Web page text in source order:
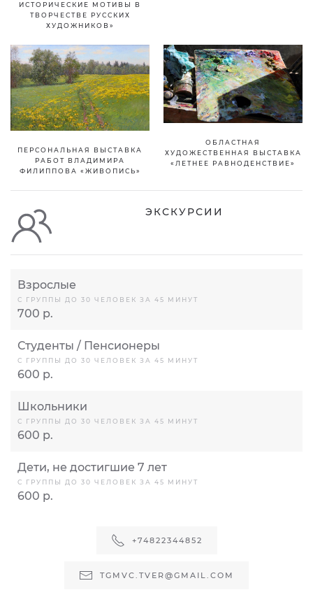
ИСТОРИЧЕСКИЕ МОТИВЫ В
ТВОРЧЕСТВЕ РУССКИХ
ХУДОЖНИКОВ»
ПЕРСОНАЛЬНАЯ ВЫСТАВКА
РАБОТ ВЛАДИМИРА
ФИЛИППОВА «ЖИВОПИСЬ»
ОБЛАСТНАЯ
ХУДОЖЕСТВЕННАЯ ВЫСТАВКА
«ЛЕТНЕЕ РАВНОДЕНСТВИЕ»
ЭКСКУРСИИ
Взрослые
С ГРУППЫ ДО 30 ЧЕЛОВЕК ЗА 45 МИНУТ
700 р.
Студенты / Пенсионеры
С ГРУППЫ ДО 30 ЧЕЛОВЕК ЗА 45 МИНУТ
600 р.
Школьники
С ГРУППЫ ДО 30 ЧЕЛОВЕК ЗА 45 МИНУТ
600 р.
Дети, не достигшие 7 лет
С ГРУППЫ ДО 30 ЧЕЛОВЕК ЗА 45 МИНУТ
600 р.
+74822344852
TGMVC.TVER@GMAIL.COM